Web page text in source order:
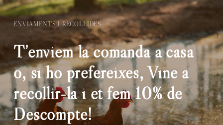
ENVIAMENTS I RECOLLIDES
T’enviem la comanda a casa
o, si ho prefereixes, Vine a
recollir-la i et fem 10% de
Descompte!